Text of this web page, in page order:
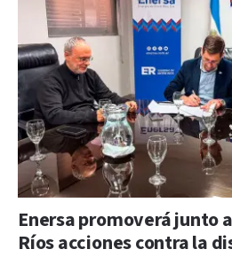
Enersa promoverá junto
Ríos acciones contra la